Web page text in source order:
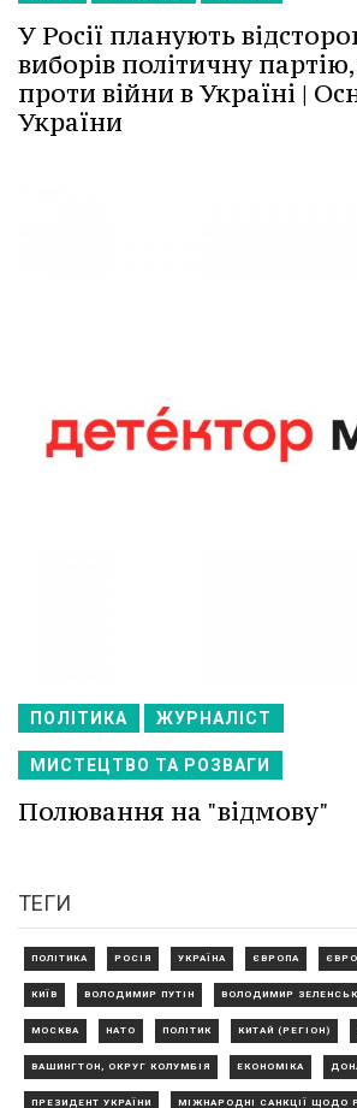
У Росії планують
виборів політичну
проти війни в Україні |
України
ПОЛІТИКА ЖУРНАЛІСТ
МИСТЕЦТВО ТА РОЗВАГИ
Полювання на "відмову"
ТЕГИ
ПОЛІТИКА РОСІЯ УКРАЇНА ЄВРОПА
КИЇВ ВОЛОДИМИР ПУТІН ВОЛОДИМИР
МОСКВА НАТО ПОЛІТИК КИТАЙ (РЕГІОН)
ВАШИНГТОН, ОКРУГ КОЛУМБІЯ ЕКОНОМІКА
ПРЕЗИДЕНТ УКРАЇНИ МІЖНАРОДНІ САНКЦІЇ ЩОДО